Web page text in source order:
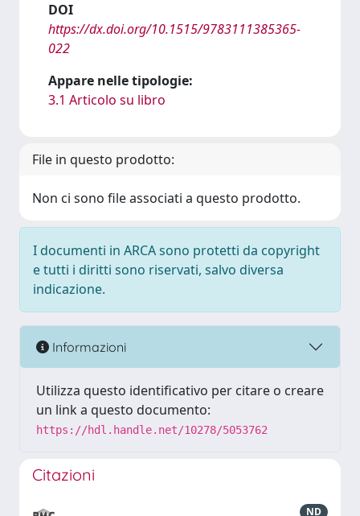
DOI
https://dx.doi.org/10.1515/9783111385365-
022
Appare nelle tipologie:
3.1 Articolo su libro
File in questo prodotto:
Non ci sono file associati a questo prodotto.
I documenti in ARCA sono protetti da copyright
e tutti i diritti sono riservati, salvo diversa
indicazione.
Informazioni
Utilizza questo identificativo per citare o creare
un link a questo documento:
https://hdl.handle.net/10278/5053762
Citazioni
ND